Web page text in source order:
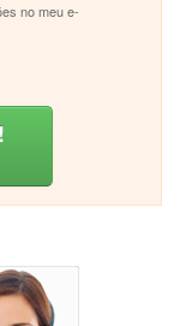
no meu e-